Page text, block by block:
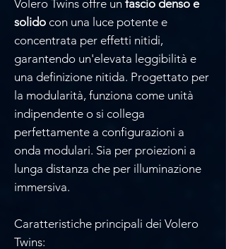
Volero Twins offre un fascio denso e
solido con una luce potente e
concentrata per effetti nitidi,
garantendo un'elevata leggibilità e
una definizione nitida. Progettato per
la modularità, funziona come unità
indipendente o si collega
perfettamente a configurazioni a
onda modulari. Sia per proiezioni a
lunga distanza che per illuminazione
immersiva.
Caratteristiche principali dei Volero
Twins: